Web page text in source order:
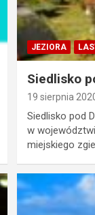
JEZIORA
Siedlisko
19 sierpnia
Siedlisko pod
w
miejskiego